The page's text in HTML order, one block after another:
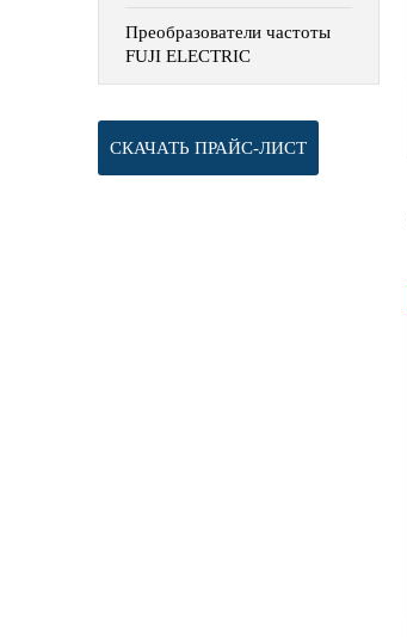
Преобразователи частоты
FUJI ELECTRIC
СКАЧАТЬ ПРАЙС-ЛИСТ